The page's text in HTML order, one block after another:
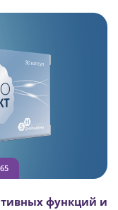
65
функций и